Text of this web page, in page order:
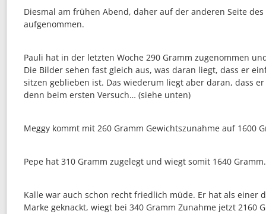
Diesmal am frühen Abend, daher auf der anderen Seite
aufgenommen.
Pauli hat in der letzten Woche 290 Gramm zugenommen
Die Bilder sehen fast gleich aus, was daran liegt, dass er
sitzen geblieben ist. Das wiederum liegt aber daran, dass er
denn beim ersten Versuch… (siehe unten)
Meggy kommt mit 260 Gramm Gewichtszunahme auf 1600
Pepe hat 310 Gramm zugelegt und wiegt somit 1640 Gramm.
Kalle war auch schon recht friedlich müde. Er hat als einer
Marke geknackt, wiegt bei 340 Gramm Zunahme jetzt 2160